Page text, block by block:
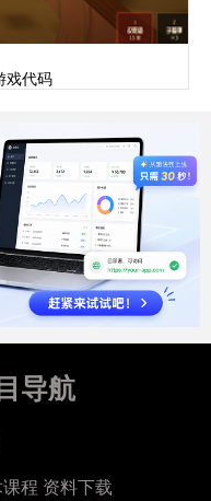
戏代码
导航
程 资料下载